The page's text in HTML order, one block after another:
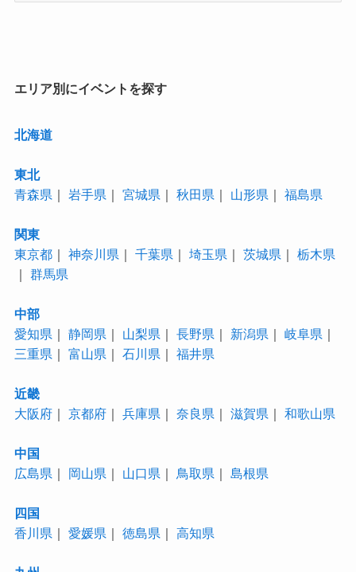
エリア別にイベントを探す
北海道
東北
青森県 ｜ 岩手県 ｜ 宮城県 ｜ 秋田県 ｜ 山形県 ｜ 福島県
関東
東京都｜ 神奈川県 ｜ 千葉県 ｜ 埼玉県 ｜ 茨城県 ｜ 栃木県
｜ 群馬県
中部
愛知県 ｜ 静岡県 ｜ 山梨県 ｜ 長野県 ｜ 新潟県 ｜ 岐阜県 ｜
三重県 ｜ 富山県 ｜ 石川県 ｜ 福井県
近畿
大阪府｜ 京都府｜ 兵庫県 ｜ 奈良県 ｜ 滋賀県 ｜ 和歌山県
中国
広島県 ｜ 岡山県 ｜ 山口県 ｜ 鳥取県 ｜ 島根県
四国
香川県 ｜ 愛媛県 ｜ 徳島県 ｜ 高知県